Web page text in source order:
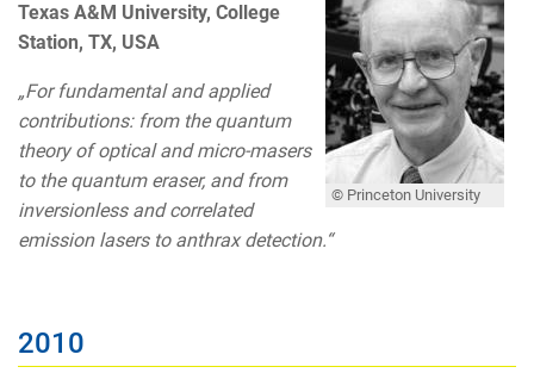
© Princeton University
Texas A&M University, College
Station, TX, USA
„For fundamental and applied
contributions: from the quantum
theory of optical and micro-masers
to the quantum eraser, and from
inversionless and correlated
emission lasers to anthrax detection.“
2010